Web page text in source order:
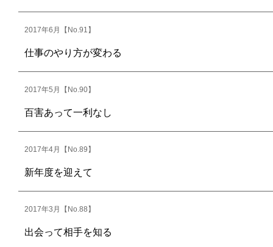
2017年6月【No.91】
仕事のやり方が変わる
2017年5月【No.90】
百害あって一利なし
2017年4月【No.89】
新年度を迎えて
2017年3月【No.88】
出会って相手を知る